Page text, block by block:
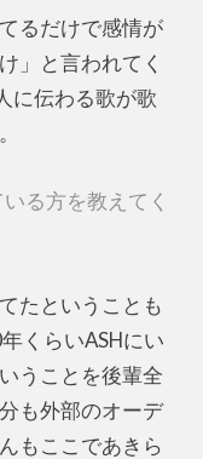
るだけで感情が
」と言われてく
に伝わる歌が歌
る方を教えてく
たということも
くらいASHにい
うことを後輩全
も外部のオーデ
もここであきら